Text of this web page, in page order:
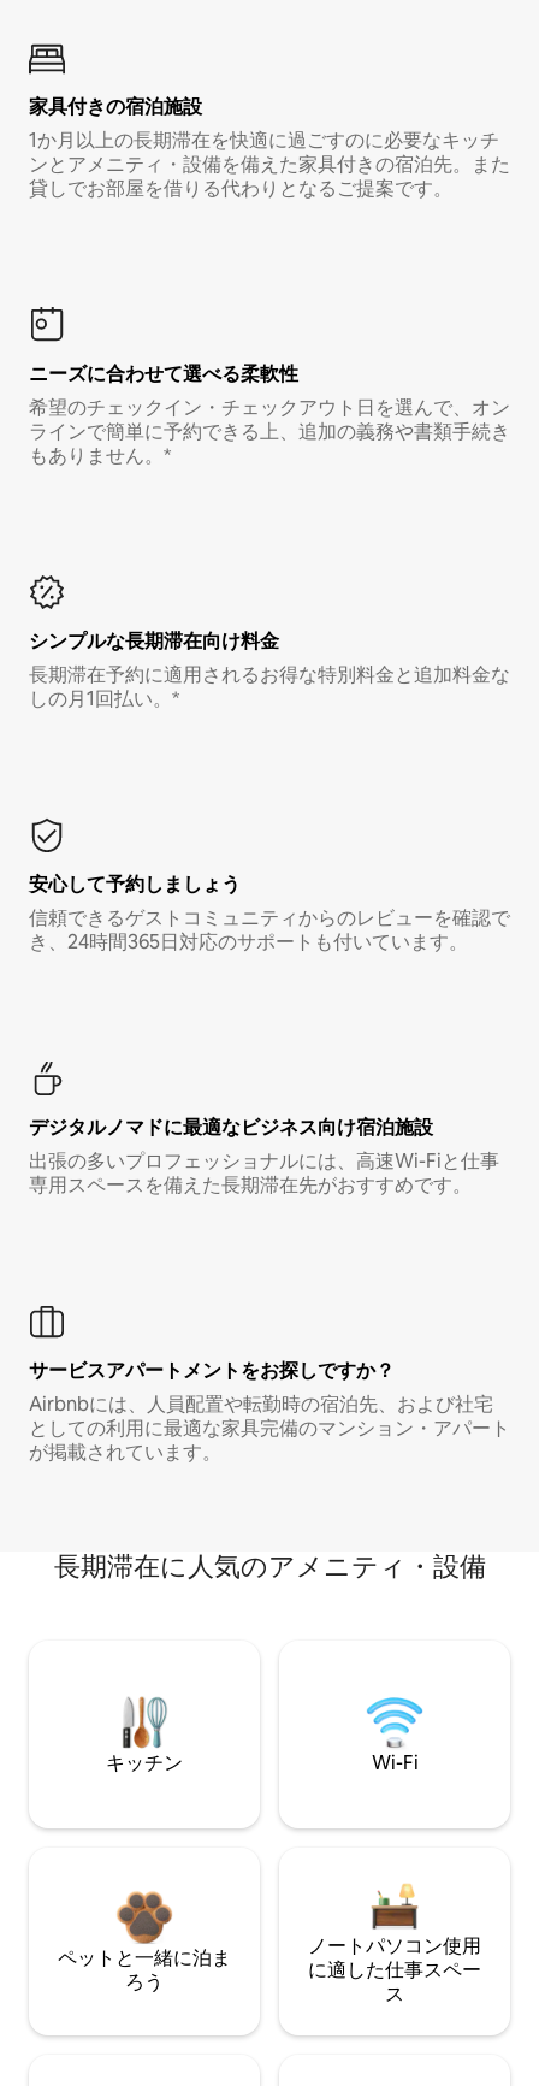
家具付き⁠の宿⁠泊⁠施⁠設
1か月以上の長期滞在を快適に過ごすのに必要なキッチ
ンとアメニティ・設備を備えた家具付きの宿泊先。また
貸しでお部屋を借りる代わりとなるご提案です。
ニーズに合わせて選べる柔軟性
希望のチェックイン・チェックアウト日を選んで、オン
ラインで簡単に予約できる上、追加の義務や書類手続き
もありません。*
シンプルな長期滞在向け料金
長期滞在予約に適用されるお得な特別料金と追加料金な
しの月1回払い。*
安心して予約しましょう
信頼できるゲストコミュニティからのレビューを確認で
き、24時間365日対応のサポートも付いています。
デジタルノマド⁠に最⁠適⁠なビ⁠ジ⁠ネ⁠ス⁠向⁠け宿⁠泊⁠施⁠設
出張の多いプロフェッショナルには、高速Wi-Fiと仕事
専用スペースを備えた長期滞在先がおすすめです。
サービスアパートメントをお探しですか？
Airbnbには、人員配置や転勤時の宿泊先、および社宅
としての利用に最適な家具完備のマンション・アパート
が掲載されています。
長期滞在に人気のアメニティ・設備
キッチン Wi-Fi
ペットと一緒に泊ま
ろう
ノートパソコン使用
に適した仕事スペー
ス